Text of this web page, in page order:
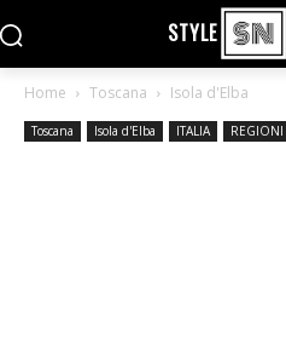
STYLE
Home Toscana Isola d'Elba
Toscana Isola d'Elba ITALIA REGIONI